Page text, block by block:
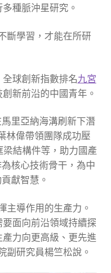
種脈沖星研究。
斷學習，才能在所研
球創新指數排名九宮
新前沿的中國青年。
里亞納海溝刷新下潛
林偉帶領團隊成功壓
梁結構件等，助力國產
核心技術骨干，為中
獻智慧。
主導作用的生產力。
面向前沿領域持續探
力向更高級、更先進
副研究員楊竺松說。